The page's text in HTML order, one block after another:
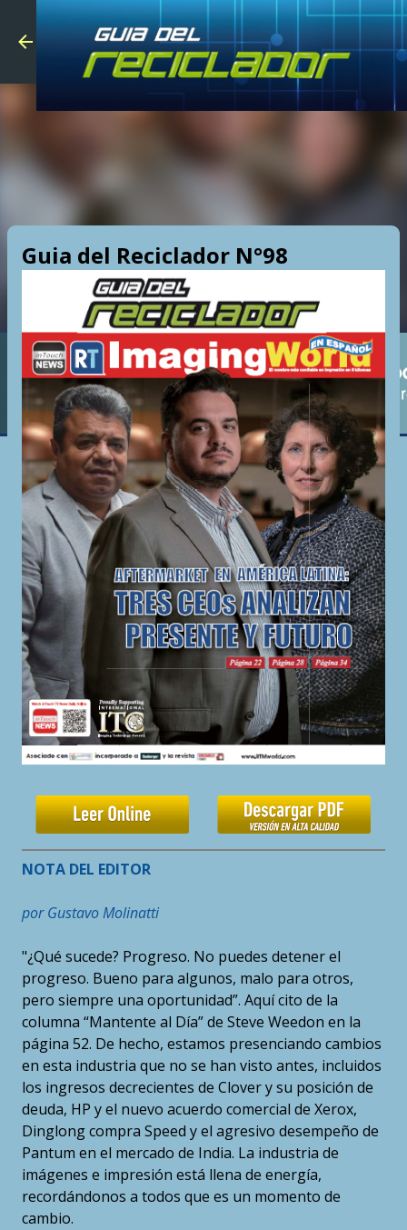
Skip to
Guia del Reciclador N°98
NOTA DEL EDITOR
por Gustavo Molinatti
"¿Qué sucede? Progreso. No puedes detener el
progreso. Bueno para algunos, malo para otros,
pero siempre una oportunidad”. Aquí cito de la
columna “Mantente al Día” de Steve Weedon en la
página 52. De hecho, estamos presenciando cambios
en esta industria que no se han visto antes, incluidos
los ingresos decrecientes de Clover y su posición de
deuda, HP y el nuevo acuerdo comercial de Xerox,
Dinglong compra Speed y el agresivo desempeño de
Pantum en el mercado de India. La industria de
imágenes e impresión está llena de energía,
recordándonos a todos que es un momento de
cambio.